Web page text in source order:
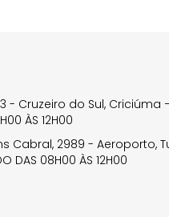
- Cruzeiro do Sul, Criciúma
ÀS 12H00
Cabral, 2989 - Aeroporto,
DAS 08H00 ÀS 12H00